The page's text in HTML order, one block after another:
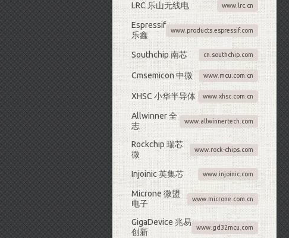
LRC 乐山无线电 www.lrc.cn
Espressif
乐鑫
www.products.espressif.com
Southchip 南芯 cn.southchip.com
Cmsemicon 中微 www.mcu.com.cn
XHSC 小华半导体 www.xhsc.com.cn
Allwinner 全
志
www.allwinnertech.com
Rockchip 瑞芯
微
www.rock-chips.com
Injoinic 英集芯 www.injoinic.com
Microne 微盟
电子
www.microne.com.cn
GigaDevice 兆易
创新
www.gd32mcu.com